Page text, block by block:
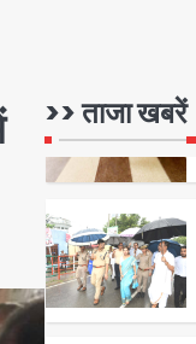
>> ताजा खबरें
1
2